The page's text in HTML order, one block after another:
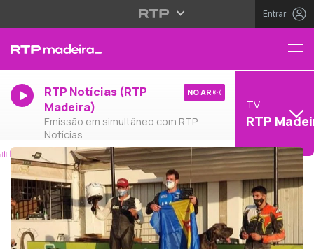
Entrar
RTP Notícias (RTP
Madeira)
Emissão em simultâneo com RTP
Notícias
NO AR
TV
RTP